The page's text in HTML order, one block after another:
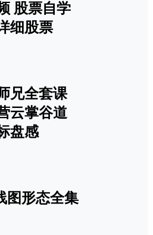
股票自学
细股票
兄全套课
云掌谷道
盘感
图形态全集